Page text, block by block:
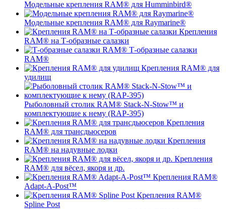
Модельные крепления RAM® для Humminbird®
Модельные крепления RAM® для Raymarine®
Крепления
RAM® на Т-образные салазки
Т-образные салазки
RAM®
Крепления RAM® для
удилищ
Рыболовный столик RAM® Stack-N-Stow™ и
комплектующие к нему (RAP-395)
Крепления
RAM® для трансдьюсеров
Крепления
RAM® на надувные лодки
Крепления
RAM® для вёсел, якоря и др.
Крепления RAM®
Adapt-A-Post™
Крепления RAM®
Spline Post